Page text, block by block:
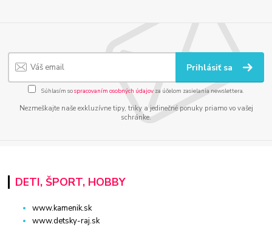
Prihlásiť sa
Súhlasím sospracovaním osobných údajov za účelom zasielania newslettera.
Nezmeškajte naše exkluzívne tipy, triky a jedinečné ponuky priamo vo vašej
schránke.
DETI, ŠPORT, HOBBY
www.kamenik.sk
www.detsky-raj.sk